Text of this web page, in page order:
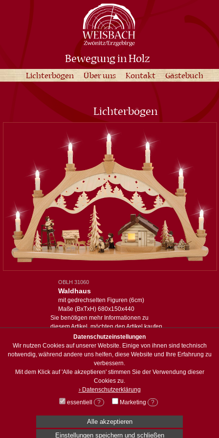
Datenschutzeinstellungen
Wir nutzen Cookies auf unserer Website. Einige von ihnen sind technisch
notwendig, während andere uns helfen, diese Website und Ihre Erfahrung zu
verbessern.
Mit dem Klick auf 'Alle akzeptieren' stimmen Sie der Verwendung dieser
Cookies zu.
› Datenschutzerklärung
essentiell ? Marketing ?
Alle akzeptieren
Einstellungen speichern und schließen
Bewegung in Holz
Lichterbögen Über uns Kontakt Gästebuch
Lichterbögen
OBLH 31060
Waldhaus
mit gedrechselten Figuren (6cm)
Maße (BxTxH) 680x150x440
Sie benötigen mehr Informationen zu
diesem Artikel, möchten den Artikel kaufen
oder haben eine spezielle Anfrage:
Anfrage zum Artikel
zum Sortiment
© Holzwerkstatt Weisbach
Dorfstraße 49 · 08297 Zwßnitz/OT Brünlos
info@holzwerkstatt-weisbach.de